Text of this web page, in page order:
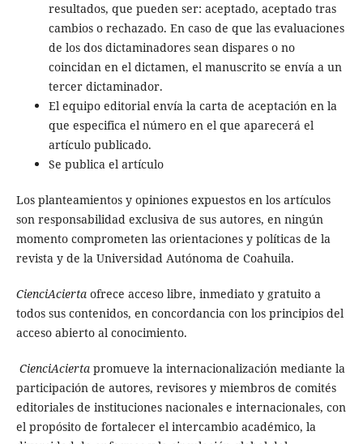
resultados, que pueden ser: aceptado, aceptado tras
cambios o rechazado. En caso de que las evaluaciones
de los dos dictaminadores sean dispares o no
coincidan en el dictamen, el manuscrito se envía a un
tercer dictaminador.
El equipo editorial envía la carta de aceptación en la
que especifica el número en el que aparecerá el
artículo publicado.
Se publica el artículo
Los planteamientos y opiniones expuestos en los artículos
son responsabilidad exclusiva de sus autores, en ningún
momento comprometen las orientaciones y políticas de la
revista y de la Universidad Autónoma de Coahuila.
CienciAciertaofrece acceso libre, inmediato y gratuito a
todos sus contenidos, en concordancia con los principios del
acceso abierto al conocimiento.
CienciAciertapromueve la internacionalización mediante la
participación de autores, revisores y miembros de comités
editoriales de instituciones nacionales e internacionales, con
el propósito de fortalecer el intercambio académico, la